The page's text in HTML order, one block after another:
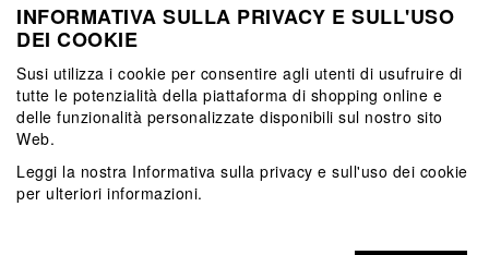
INFORMATIVA SULLA PRIVACY E SULL'USO
DEI COOKIE
Susi utilizza i cookie per consentire agli utenti di usufruire di
tutte le potenzialità della piattaforma di shopping online e
delle funzionalità personalizzate disponibili sul nostro sito
Web.
Leggi la nostra Informativa sulla privacy e sull'uso dei cookie
per ulteriori informazioni.